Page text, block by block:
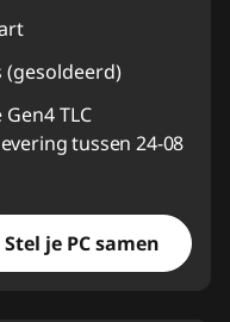
(gesoldeerd)
Gen4 TLC
tussen 24-08
Stel je PC samen